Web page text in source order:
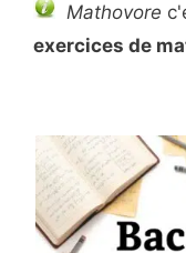
Mathovore
exercices de